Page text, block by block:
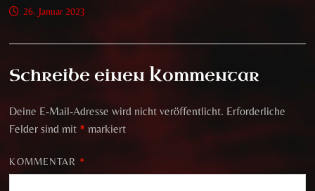
26. Januar 2023
Schreibe einen Kommentar
Deine E-Mail-Adresse wird nicht veröffentlicht. Erforderliche
Felder sind mit * markiert
KOMMENTAR *